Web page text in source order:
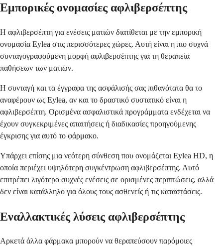
Εμπορικές ονομασίες αφλιβερσέπτης
Η αφλιβερσέπτη για ενέσεις ματιών διατίθεται με την εμπορική
ονομασία Eylea στις περισσότερες χώρες. Αυτή είναι η πιο συχνά
συνταγογραφούμενη μορφή αφλιβερσέπτης για τη θεραπεία
παθήσεων των ματιών.
Η συνταγή και τα έγγραφα της ασφάλισής σας πιθανότατα θα το
αναφέρουν ως Eylea, αν και το δραστικό συστατικό είναι η
αφλιβερσέπτη. Ορισμένα ασφαλιστικά προγράμματα ενδέχεται να
έχουν συγκεκριμένες απαιτήσεις ή διαδικασίες προηγούμενης
έγκρισης για αυτό το φάρμακο.
Υπάρχει επίσης μια νεότερη σύνθεση που ονομάζεται Eylea HD, η
οποία περιέχει υψηλότερη συγκέντρωση αφλιβερσέπτης. Αυτό
επιτρέπει λιγότερο συχνές ενέσεις σε ορισμένες περιπτώσεις, αλλά
δεν είναι κατάλληλο για όλους τους ασθενείς ή τις καταστάσεις.
Εναλλακτικές λύσεις αφλιβερσέπτης
Αρκετά άλλα φάρμακα μπορούν να θεραπεύσουν παρόμοιες